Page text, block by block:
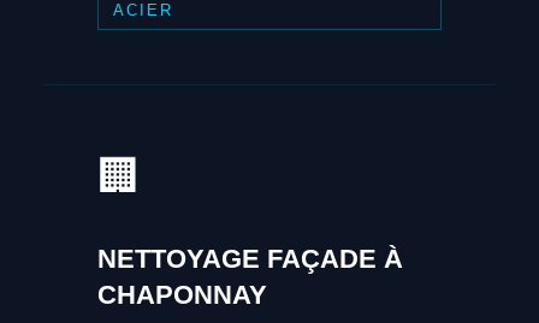
ACIER
🏢
NETTOYAGE FAÇADE À
CHAPONNAY